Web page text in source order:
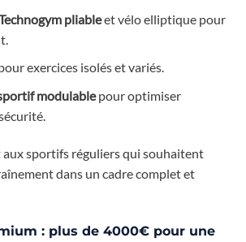
pliableet vélo elliptique pour
exercices isolés et variés.
modulablepour optimiser
aux sportifs réguliers qui souhaitent
dans un cadre complet et
: plus de 4000€ pour une